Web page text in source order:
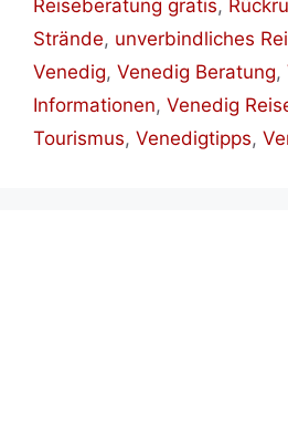
Reiseberatung gratis,
Strände, unverbindliches
Venedig, Venedig Beratung,
Informationen, Venedig
Tourismus, Venedigtipps,